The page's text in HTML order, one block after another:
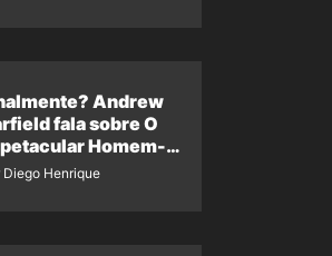
Andrew
fala sobre O
Homem-
3
Diego Henrique